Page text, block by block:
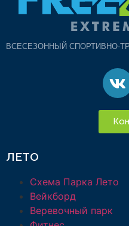
ВСЕСЕЗОННЫЙ СПОРТИВНО-
ЛЕТО
Схема Парка Лето
Вейкборд
Веревочный парк